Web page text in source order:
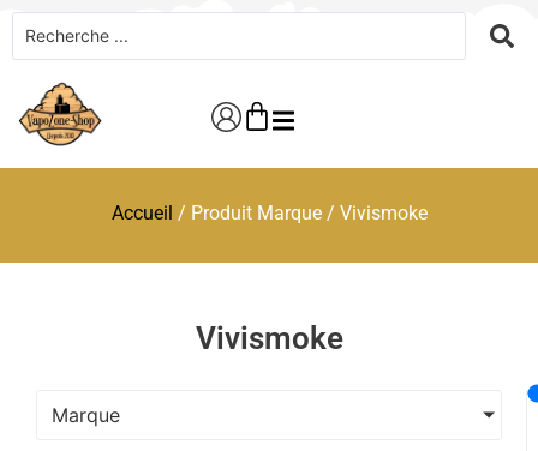
Accueil / Produit Marque / Vivismoke
Vivismoke
Marque